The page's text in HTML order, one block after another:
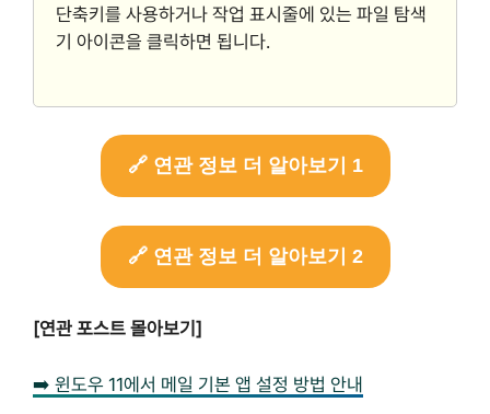
단축키를 사용하거나 작업 표시줄에 있는 파일 탐색
기 아이콘을 클릭하면 됩니다.
🔗 연관 정보 더 알아보기 1
🔗 연관 정보 더 알아보기 2
[연관 포스트 몰아보기]
➡️ 윈도우 11에서 메일 기본 앱 설정 방법 안내